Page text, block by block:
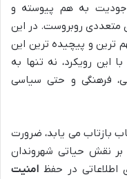
به هم پیوسته و
متعددی روبروست. در این
ترین و پیچیده ترین این
این رویکرد، نه تنها به
فرهنگی و حتی سیاسی
بازتاب می یابد، ضرورت
نقش حیاتی شهروندان
اطلاعاتی در حفظ امنیت